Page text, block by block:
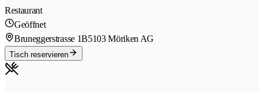
Restaurant
Geöffnet
Bruneggerstrasse 1B5103 Möriken AG
Tisch reservieren